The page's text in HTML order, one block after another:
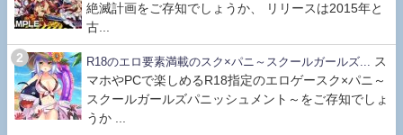
絶滅計画をご存知でしょうか、 リリースは2015年と
古...
R18のエロ要素満載のスク×パニ～スクールガールズ...
ス
マホやPCで楽しめるR18指定のエロゲースク×パニ～
スクールガールズパニッシュメント～をご存知でしょ
うか ...